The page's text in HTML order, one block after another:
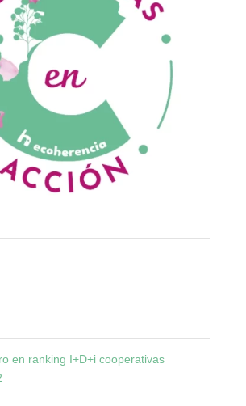
en ranking I+D+i cooperativas